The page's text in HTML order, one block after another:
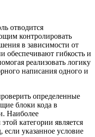
отводится
контролировать
в зависимости от
обеспечивают гибкость и
реализовать логику
написания одного и
определенные
блоки кода в
Наиболее
категории является
указанное условие